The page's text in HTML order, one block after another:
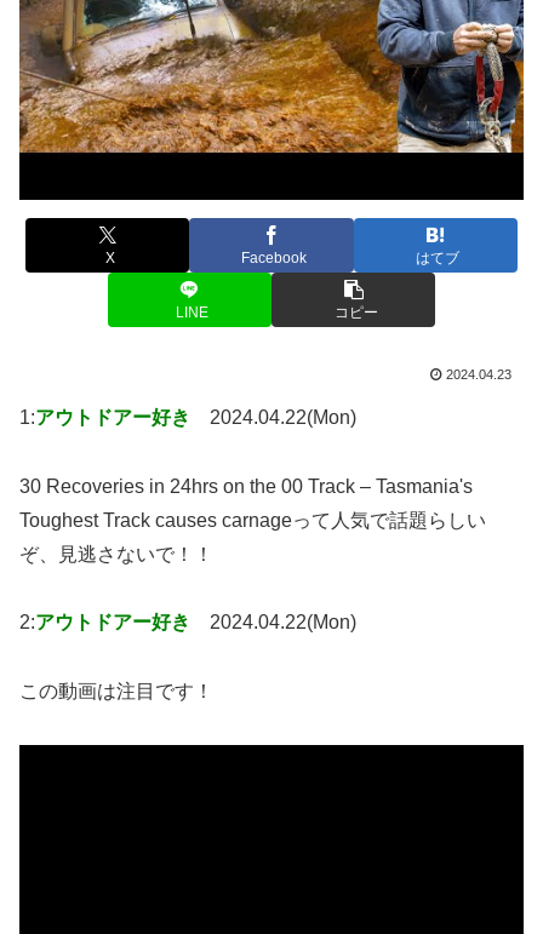
X Facebook はてブ
LINE コピー
2024.04.23
1:アウトドアー好き 2024.04.22(Mon)
30 Recoveries in 24hrs on the 00 Track – Tasmania's
Toughest Track causes carnageって人気で話題らしい
ぞ、見逃さないで！！
2:アウトドアー好き 2024.04.22(Mon)
この動画は注目です！